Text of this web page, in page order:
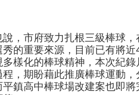
說，市府致力扎根三級棒球
秀的重要來源，目前已有將
多樣化的棒球精神，本次紀
程，期盼藉此推廣棒球運動
平鎮高中棒球場改建案也即